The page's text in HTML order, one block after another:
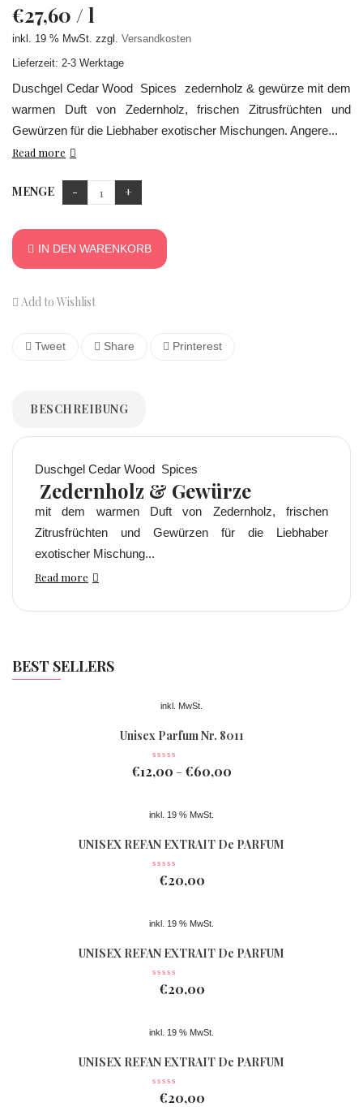
€27,60 / l
inkl. 19 % MwSt. zzgl. Versandkosten
Lieferzeit: 2-3 Werktage
Duschgel Cedar Wood Spices zedernholz & gewürze mit dem
warmen Duft von Zedernholz, frischen Zitrusfrüchten und
Gewürzen für die Liebhaber exotischer Mischungen. Angere...
Read more
MENGE
IN DEN WARENKORB
Add to Wishlist
Tweet Share Printerest
BESCHREIBUNG
Duschgel Cedar Wood Spices
Zedernholz & Gewürze
mit dem warmen Duft von Zedernholz, frischen
Zitrusfrüchten und Gewürzen für die Liebhaber
exotischer Mischung...
Read more
BEST SELLERS
inkl. MwSt.
Unisex Parfum Nr. 8011
€12,00 – €60,00
inkl. 19 % MwSt.
UNISEX REFAN EXTRAIT De PARFUM
Nr 078
€20,00
inkl. 19 % MwSt.
UNISEX REFAN EXTRAIT De PARFUM
Nr 077
€20,00
inkl. 19 % MwSt.
UNISEX REFAN EXTRAIT De PARFUM
Nr 361
€20,00